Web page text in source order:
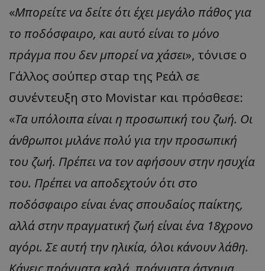
«Μπορείτε να δείτε ότι έχει μεγάλο πάθος για
το ποδόσφαιρο, και αυτό είναι το μόνο
πράγμα που δεν μπορεί να χάσει», τόνισε ο
Γάλλος σούπερ σταρ της Ρεάλ σε
συνέντευξη στο Movistar και πρόσθεσε:
«Τα υπόλοιπα είναι η προσωπική του ζωή. Οι
άνθρωποι μιλάνε πολύ για την προσωπική
του ζωή. Πρέπει να τον αφήσουν στην ησυχία
του. Πρέπει να αποδεχτούν ότι στο
ποδόσφαιρο είναι ένας σπουδαίος παίκτης,
αλλά στην πραγματική ζωή είναι ένα 18χρονο
αγόρι. Σε αυτή την ηλικία, όλοι κάνουν λάθη.